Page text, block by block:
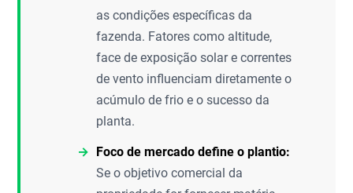
as condições específicas da
fazenda. Fatores como altitude,
face de exposição solar e correntes
de vento influenciam diretamente o
acúmulo de frio e o sucesso da
planta.
Foco de mercado define o plantio:
Se o objetivo comercial da